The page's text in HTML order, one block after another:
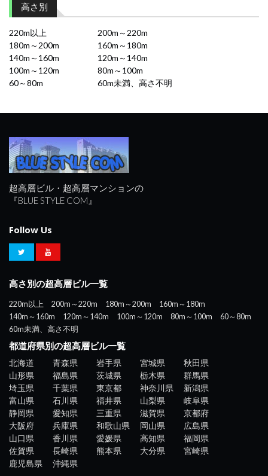
高さ別
220m以上
200m～220m
180m～200m
160m～180m
140m～160m
120m～140m
100m～120m
80m～100m
60～80m
60m未満、高さ不明
超高層ビル・超高層マンションの
『BLUE STYLE COM』
Follow Us
高さ別の超高層ビル一覧
220m以上 200m～220m 180m～200m
160m～180m
140m～160m
120m～140m 100m～120m 80m～100m
60～80m
60m未満、高さ不明
都道府県別の超高層ビル一覧
北海道 青森県 岩手県 宮城県
秋田県
山形県
福島県 茨城県 栃木県
群馬県
埼玉県
千葉県 東京都 神奈川県
新潟県
富山県
石川県 福井県 山梨県
岐阜県
静岡県
愛知県 三重県 滋賀県
京都府
大阪府
兵庫県 和歌山県 岡山県
広島県
山口県
香川県 愛媛県 高知県
福岡県
佐賀県
長崎県 熊本県 大分県
宮崎県
鹿児島県
沖縄県